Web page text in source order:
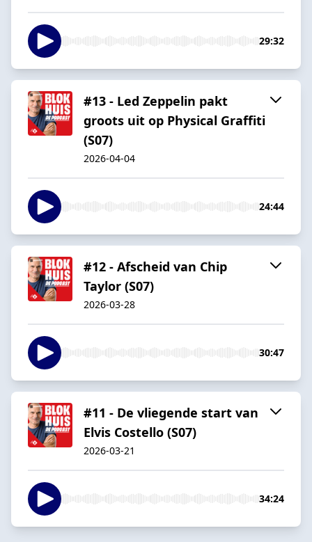
29:32
#13 - Led Zeppelin pakt
groots uit op Physical Graffiti
(S07)
2026-04-04
24:44
#12 - Afscheid van Chip
Taylor (S07)
2026-03-28
30:47
#11 - De vliegende start van
Elvis Costello (S07)
2026-03-21
34:24